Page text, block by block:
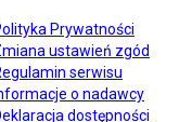
Prywatności
ustawień zgód
serwisu
o nadawcy
dostępności